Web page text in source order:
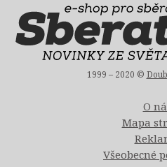
1999 – 2020 ©
O
Mapa
Všeobecné